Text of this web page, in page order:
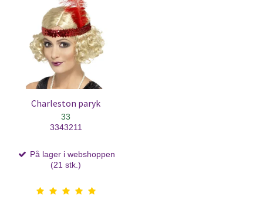
Charleston paryk
33
3343211
På lager i webshoppen
(21 stk.)